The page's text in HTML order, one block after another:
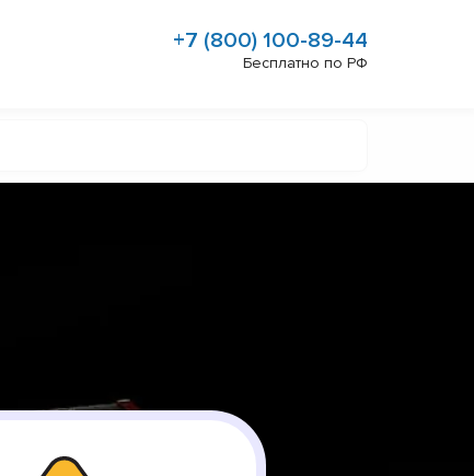
+7 (800) 100-89-44
Бесплатно по РФ